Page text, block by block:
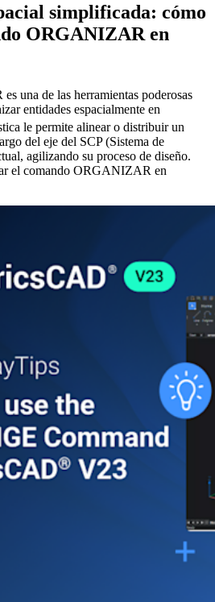
simplificada: cómo
ORGANIZAR en
una de las herramientas poderosas
entidades espacialmente en
le permite alinear o distribuir un
del eje del SCP (Sistema de
agilizando su proceso de diseño.
el comando ORGANIZAR en